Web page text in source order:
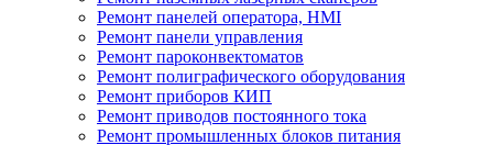
Ремонт панелей оператора, HMI
Ремонт панели управления
Ремонт пароконвектоматов
Ремонт полиграфического оборудования
Ремонт приборов КИП
Ремонт приводов постоянного тока
Ремонт промышленных блоков питания